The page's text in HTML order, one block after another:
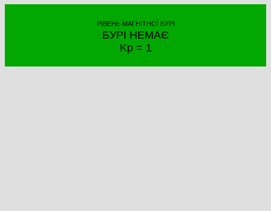
РІВЕНЬ МАГНІТНОЇ БУРІ
БУРІ НЕМАЄ
Kp = 1